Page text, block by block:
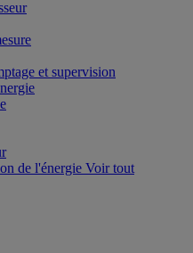
et supervision
de l'énergie Voir tout